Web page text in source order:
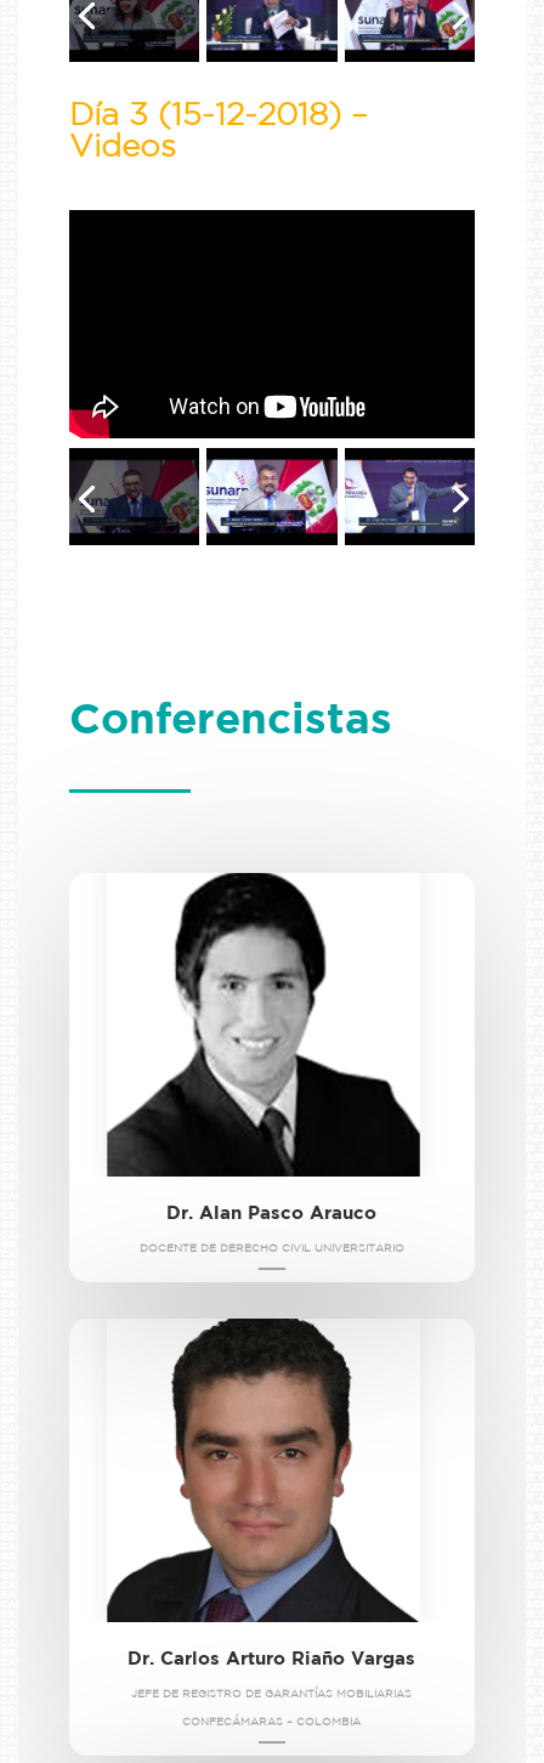
Día 3 (15-12-2018) –
Videos
Conferencistas
Dr. Alan Pasco Arauco
DOCENTE DE DERECHO CIVIL UNIVERSITARIO
Dr. Carlos Arturo Riaño Vargas
JEFE DE REGISTRO DE GARANTÍAS MOBILIARIAS
CONFECÁMARAS – COLOMBIA